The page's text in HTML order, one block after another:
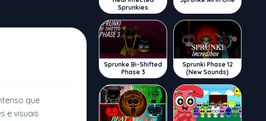
que
e visuais
Sprunkies
Sprunke Bi-Shifted
Phase 3
Sprunki Phase 12
(New Sounds)